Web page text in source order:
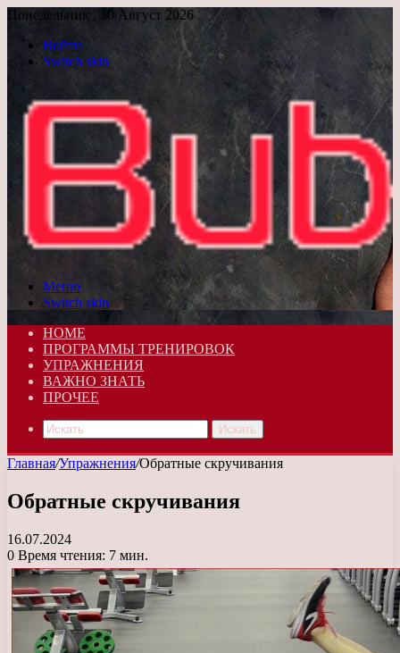
Понедельник , 10 Август 2026
Войти
Switch skin
Меню
Switch skin
HOME
ПРОГРАММЫ ТРЕНИРОВОК
УПРАЖНЕНИЯ
ВАЖНО ЗНАТЬ
ПРОЧЕЕ
Искать
Главная/Упражнения/Обратные скручивания
Обратные скручивания
16.07.2024
0 Время чтения: 7 мин.